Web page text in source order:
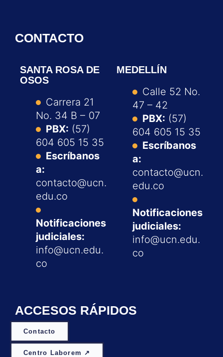
CONTACTO
SANTA ROSA DE
OSOS
Carrera 21
No. 34 B – 07
PBX: (57)
604 605 15 35
Escríbanos
a:
contacto@ucn.
edu.co
Notificaciones
judiciales:
info@ucn.edu.
co
MEDELLÍN
Calle 52 No.
47 – 42
PBX: (57)
604 605 15 35
Escríbanos
a:
contacto@ucn.
edu.co
Notificaciones
judiciales:
info@ucn.edu.
co
ACCESOS RÁPIDOS
Contacto
Centro Laborem ↗